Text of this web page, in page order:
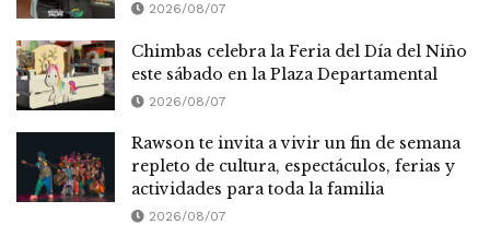
2026/08/07
Chimbas celebra la Feria del Día del Niño
este sábado en la Plaza Departamental
2026/08/07
Rawson te invita a vivir un fin de semana
repleto de cultura, espectáculos, ferias y
actividades para toda la familia
2026/08/07